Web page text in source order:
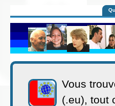
Vous
(.eu), tout